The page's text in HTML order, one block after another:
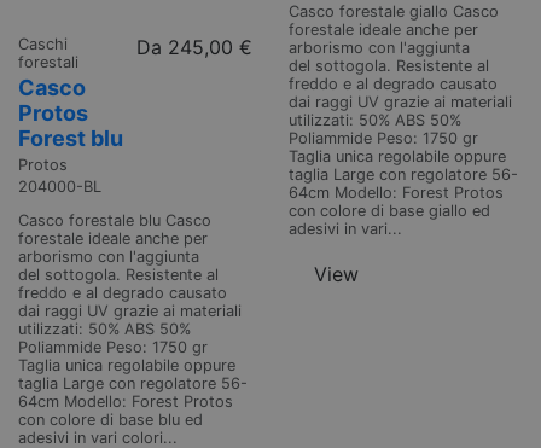
Caschi
forestali
Casco
Protos
Forest blu
Protos
204000-BL
Da 245,00 €
Casco forestale blu Casco
forestale ideale anche per
arborismo con l'aggiunta
del sottogola. Resistente al
freddo e al degrado causato
dai raggi UV grazie ai materiali
utilizzati: 50% ABS 50%
Poliammide Peso: 1750 gr
Taglia unica regolabile oppure
taglia Large con regolatore 56-
64cm Modello: Forest Protos
con colore di base blu ed
adesivi in vari colori...
Casco forestale giallo Casco
forestale ideale anche per
arborismo con l'aggiunta
del sottogola. Resistente al
freddo e al degrado causato
dai raggi UV grazie ai materiali
utilizzati: 50% ABS 50%
Poliammide Peso: 1750 gr
Taglia unica regolabile oppure
taglia Large con regolatore 56-
64cm Modello: Forest Protos
con colore di base giallo ed
adesivi in vari...
View